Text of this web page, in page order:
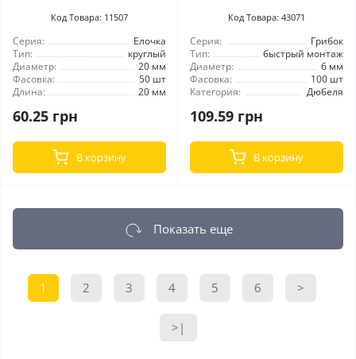
Код Товара: 11507
Серия:
Елочка
Тип:
круглый
Диаметр:
20 мм
Фасовка:
50 шт
Длина:
20 мм
60.25 грн
В корзину
Код Товара: 43071
Серия:
Грибок
Тип:
быстрый монтаж
Диаметр:
6 мм
Фасовка:
100 шт
Категория:
Дюбеля
109.59 грн
В корзину
Показать еще
1 2 3 4 5 6 >
>|